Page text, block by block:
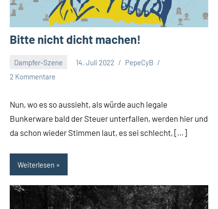
Bitte nicht dicht machen!
Dampfer-Szene 14. Juli 2022
PepeCyB
2 Kommentare
Nun, wo es so aussieht, als würde auch legale
Bunkerware bald der Steuer unterfallen, werden hier und
da schon wieder Stimmen laut, es sei schlecht, […]
Weiterlesen